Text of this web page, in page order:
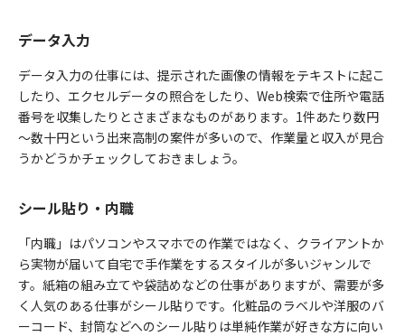
データ入力
データ入力の仕事には、提示された画像の情報をテキストに起こ
したり、エクセルデータの照合をしたり、Web検索で住所や電話
番号を収集したりとさまざまなものがあります。1件あたり数円
～数十円という出来高制の案件が多いので、作業量と収入が見合
うかどうかチェックしておきましょう。
シール貼り・内職
「内職」はパソコンやスマホでの作業ではなく、クライアントか
ら実物が届いて自宅で手作業をするスタイルが多いジャンルで
す。紙箱の組み立てや袋詰めなどの仕事がありますが、需要が多
く人気のある仕事がシール貼りです。化粧品のラベルや洋服のバ
ーコード、封筒などへのシール貼りは単純作業が好きな方に向い